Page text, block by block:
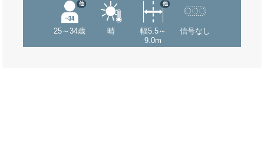
25～34歳
他
晴
幅5.5～
9.0m
他
信号なし